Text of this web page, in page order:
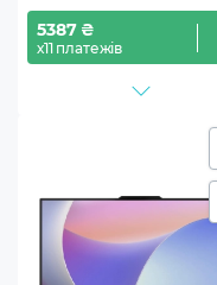
5387 ₴
х11 платежів